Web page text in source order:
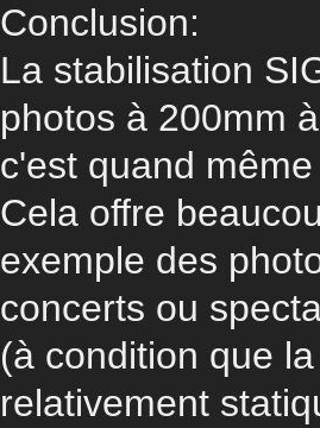
Conclusion:
La stabilisation
photos à 200mm
c'est quand
Cela offre
exemple des
concerts ou
(à condition que
relativement